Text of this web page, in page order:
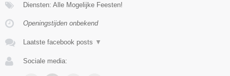
Diensten: Alle Mogelijke Feesten!
Openingstijden onbekend
Laatste facebook posts ▼
Sociale media: